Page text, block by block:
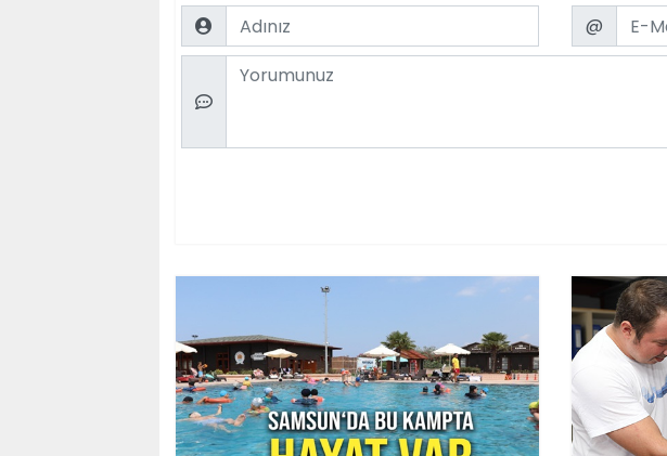
Name Email
@
Comment